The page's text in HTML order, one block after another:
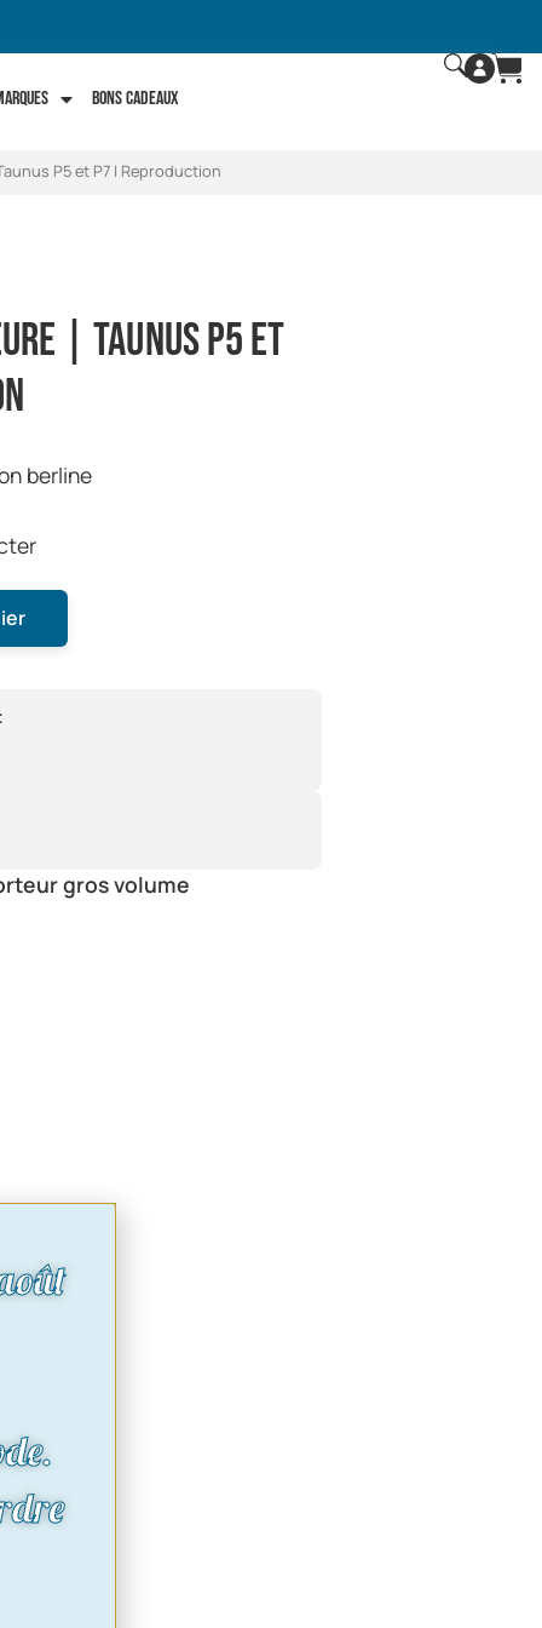
Bons Cadeaux
P5 et P7 | Reproduction
| Taunus P5 et
berline
gros volume